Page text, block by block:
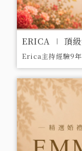
ERICA ∣ 頂級
Erica主持經驗9
多場婚禮。包含
統、柯文哲市長
董事長、游錫堃前
曾是位上嘉賓。